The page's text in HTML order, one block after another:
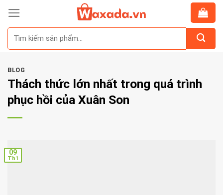
Skip
content
BLOG
Thách thức lớn nhất trong quá trình
phục hồi của Xuân Son
09
Th1